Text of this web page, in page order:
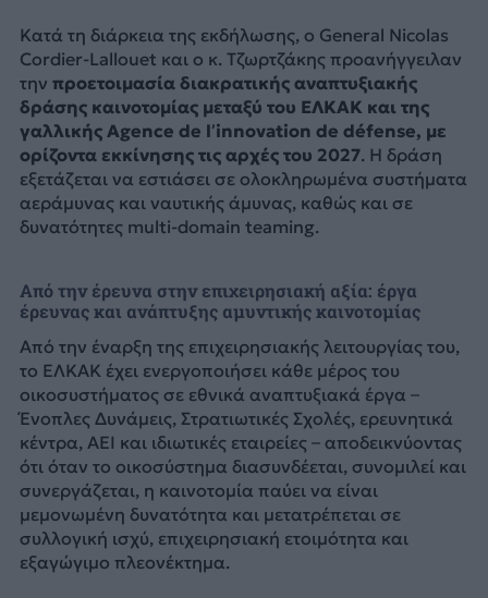
Κατά τη διάρκεια της εκδήλωσης, ο General Nicolas
Cordier-Lallouet και ο κ. Τζωρτζάκης προανήγγειλαν
την προετοιμασία διακρατικής αναπτυξιακής
δράσης καινοτομίας μεταξύ του ΕΛΚΑΚ και της
γαλλικής Agence de l’innovation de défense, με
ορίζοντα εκκίνησης τις αρχές του 2027. Η δράση
εξετάζεται να εστιάσει σε ολοκληρωμένα συστήματα
αεράμυνας και ναυτικής άμυνας, καθώς και σε
δυνατότητες multi-domain teaming.
Από την έρευνα στην επιχειρησιακή αξία: έργα
έρευνας και ανάπτυξης αμυντικής καινοτομίας
Aπό την έναρξη της επιχειρησιακής λειτουργίας του,
το ΕΛΚΑΚ έχει ενεργοποιήσει κάθε μέρος του
οικοσυστήματος σε εθνικά αναπτυξιακά έργα –
Ένοπλες Δυνάμεις, Στρατιωτικές Σχολές, ερευνητικά
κέντρα, ΑΕΙ και ιδιωτικές εταιρείες – αποδεικνύοντας
ότι όταν το οικοσύστημα διασυνδέεται, συνομιλεί και
συνεργάζεται, η καινοτομία παύει να είναι
μεμονωμένη δυνατότητα και μετατρέπεται σε
συλλογική ισχύ, επιχειρησιακή ετοιμότητα και
εξαγώγιμο πλεονέκτημα.